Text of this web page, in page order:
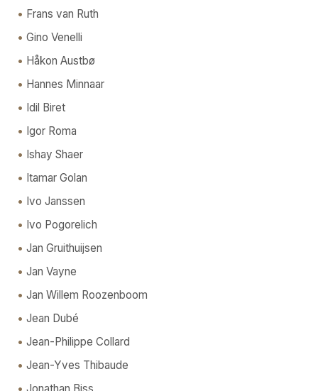
Frans van Ruth
Gino Venelli
Håkon Austbø
Hannes Minnaar
Idil Biret
Igor Roma
Ishay Shaer
Itamar Golan
Ivo Janssen
Ivo Pogorelich
Jan Gruithuijsen
Jan Vayne
Jan Willem Roozenboom
Jean Dubé
Jean-Philippe Collard
Jean-Yves Thibaude